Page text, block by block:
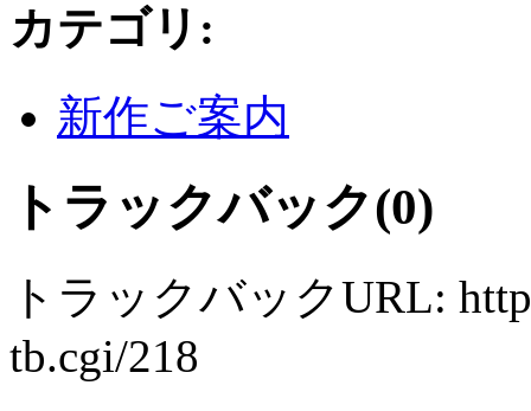
カテゴリ :
新作ご案内
トラックバック(0)
トラックバックURL:
tb.cgi/218